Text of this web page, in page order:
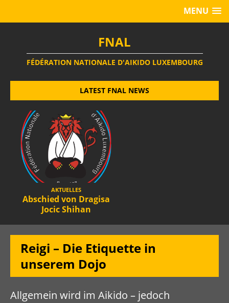
MENU
FNAL
FÉDÉRATION NATIONALE D'AIKIDO LUXEMBOURG
LATEST FNAL NEWS
AKTUELLES
Abschied von Dragisa
Jocic Shihan
Reigi – Die Etiquette in
unserem Dojo
Allgemein wird im Aikido – jedoch